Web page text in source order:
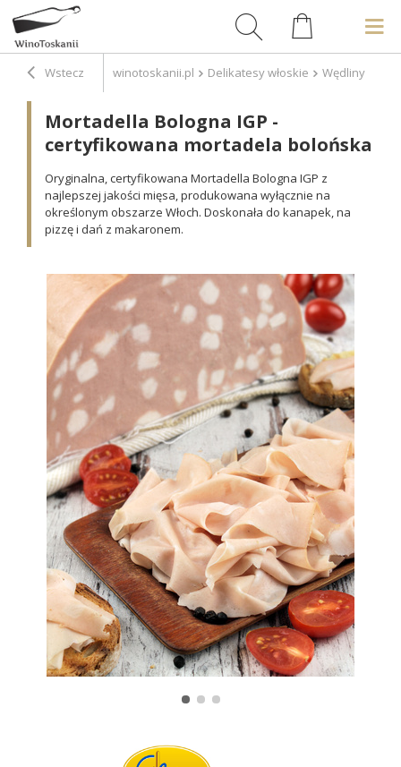
Wstecz winotoskanii.pl Delikatesy włoskie Wędliny
Mortadella Bologna IGP -
certyfikowana mortadela bolońska
Oryginalna, certyfikowana Mortadella Bologna IGP z
najlepszej jakości mięsa, produkowana wyłącznie na
określonym obszarze Włoch. Doskonała do kanapek, na
pizzę i dań z makaronem.